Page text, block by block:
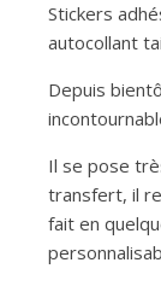
Stickers
autocollant
Depuis
Il se pose
transfert, il
fait en